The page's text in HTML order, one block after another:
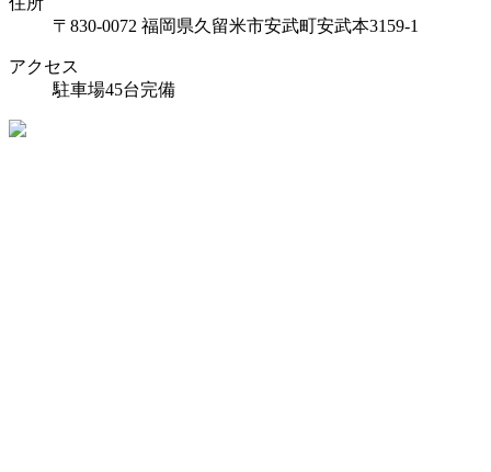
〒830-0072 福岡県久留米市安武町安武本3159-1
アクセス
駐車場45台完備